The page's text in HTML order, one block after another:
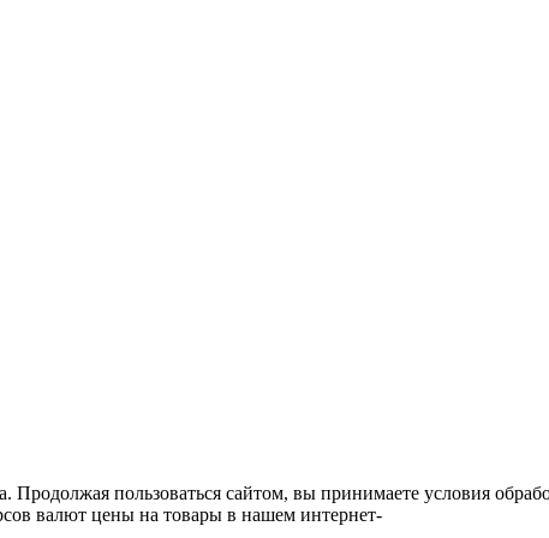
пользоваться сайтом, вы принимаете условия
валют цены на товары в нашем интернет-